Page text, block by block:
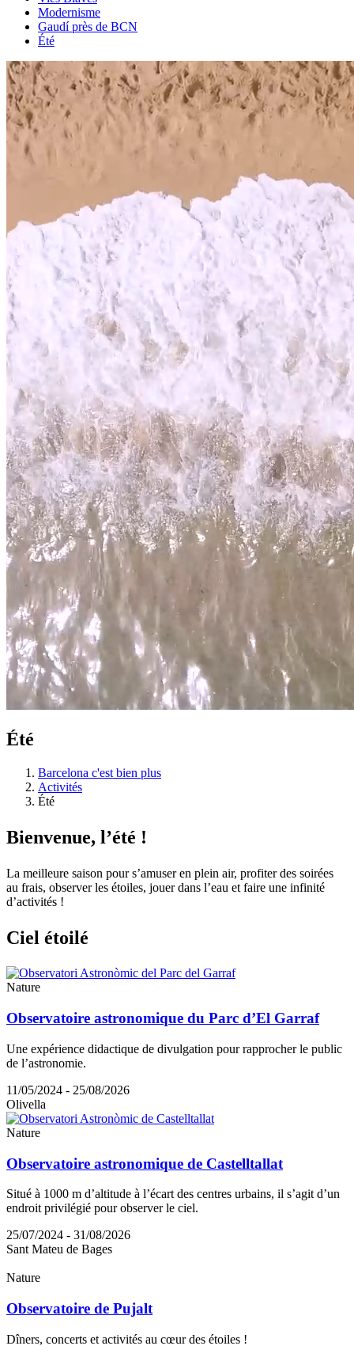
Modernisme
Gaudí près de BCN
Été
Été
Barcelona c'est bien plus
Activités
Été
Bienvenue, l’été !
La meilleure saison pour s’amuser en plein air, profiter des soirées
au frais, observer les étoiles, jouer dans l’eau et faire une infinité
d’activités !
Ciel étoilé
Nature
Observatoire astronomique du Parc d’El Garraf
Une expérience didactique de divulgation pour rapprocher le public
de l’astronomie.
11/05/2024 - 25/08/2026
Olivella
Nature
Observatoire astronomique de Castelltallat
Situé à 1000 m d’altitude à l’écart des centres urbains, il s’agit d’un
endroit privilégié pour observer le ciel.
25/07/2024 - 31/08/2026
Sant Mateu de Bages
Nature
Observatoire de Pujalt
Dîners, concerts et activités au cœur des étoiles !